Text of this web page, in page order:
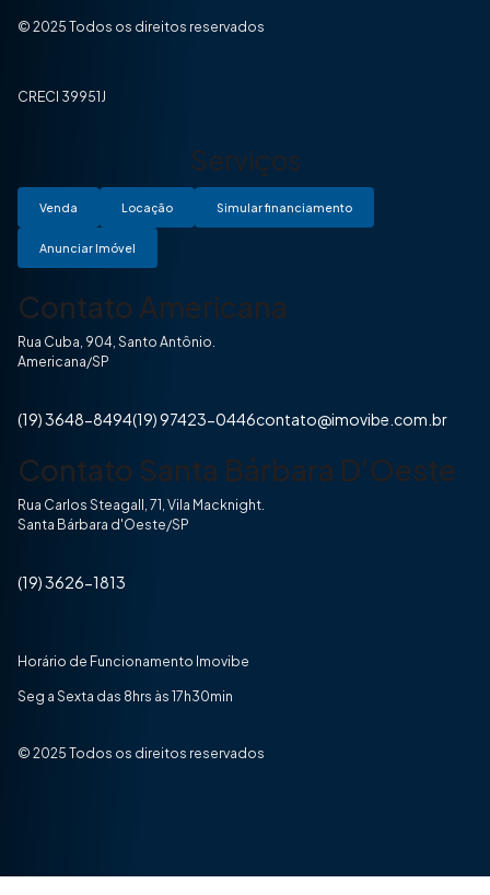
© 2025 Todos os direitos reservados
CRECI 39951J
Serviços
Venda Locação Simular financiamento
Anunciar Imóvel
Contato Americana
Rua Cuba, 904, Santo Antônio.
Americana/SP
(19) 3648-8494(19) 97423-0446contato@imovibe.com.br
Contato Santa Bárbara D'Oeste
Rua Carlos Steagall, 71, Vila Macknight.
Santa Bárbara d'Oeste/SP
(19) 3626-1813
Horário de Funcionamento Imovibe
Seg a Sexta das 8hrs às 17h30min
© 2025 Todos os direitos reservados